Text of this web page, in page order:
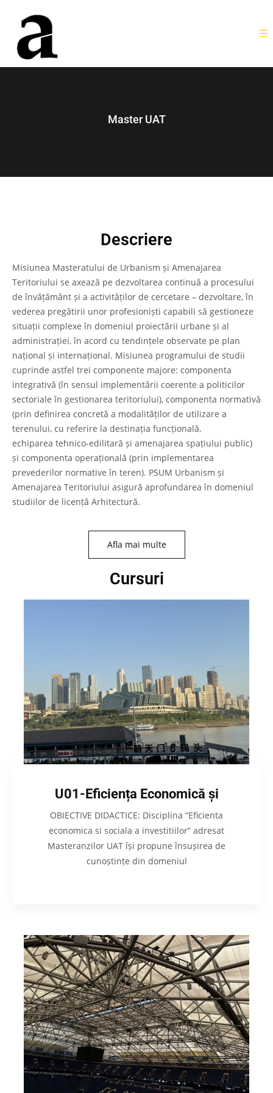
Master UAT
Descriere
Misiunea Masteratului de Urbanism și Amenajarea
Teritoriului se axează pe dezvoltarea continuă a procesului
de învățământ și a activităților de cercetare – dezvoltare, în
vederea pregătirii unor profesioniști capabili să gestioneze
situații complexe în domeniul proiectării urbane și al
administrației, în acord cu tendințele observate pe plan
național și internațional. Misiunea programului de studii
cuprinde astfel trei componente majore: componenta
integrativă (în sensul implementării coerente a politicilor
sectoriale în gestionarea teritoriului), componenta normativă
(prin definirea concretă a modalităților de utilizare a
terenului, cu referire la destinația funcțională,
echiparea tehnico-edilitară și amenajarea spațiului public)
și componenta operațională (prin implementarea
prevederilor normative în teren). PSUM Urbanism și
Amenajarea Teritoriului asigură aprofundarea în domeniul
studiilor de licență Arhitectură.
Afla mai multe
Cursuri
U01-Eficiența Economică și
OBIECTIVE DIDACTICE: Disciplina “Eficienta
economica si sociala a investitiilor” adresat
Masteranzilor UAT își propune însușirea de
cunoștințe din domeniul